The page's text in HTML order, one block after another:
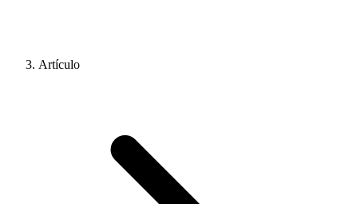
Artículo